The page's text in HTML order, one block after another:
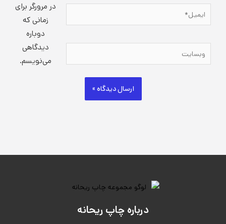
ایمیل*
وبسایت
در مرورگر برای
زمانی که
دوباره
دیدگاهی
می‌نویسم.
درباره چاپ ریحانه